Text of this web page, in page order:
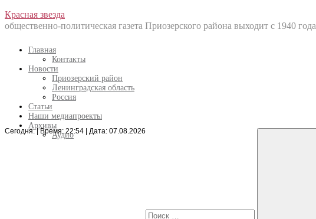
Перейти
к
Красная звезда
общественно-политическая газета Приозерского района выходит с 1940 года
Главная
Контакты
Новости
Приозерский район
Ленинградская область
Россия
Статьи
Наши медиапроекты
Архивы
Аудио
Сегодня: | Время: 22:54 | Дата: 07.08.2026